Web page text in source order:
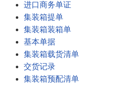
进口商务单证
集装箱提单
集装箱装箱单
基本单据
集装箱载货清单
交货记录
集装箱预配清单